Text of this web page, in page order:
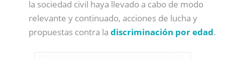
la sociedad civil haya llevado a cabo de modo
relevante y continuado, acciones de lucha y
propuestas contra la discriminación por edad.